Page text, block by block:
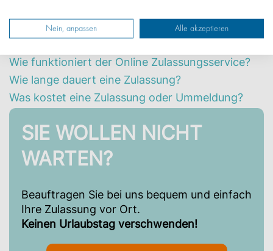
Die wichtigsten 3 Fragen
Wie funktioniert der Online Zulassungsservice?
Wie lange dauert eine Zulassung?
Was kostet eine Zulassung oder Ummeldung?
SIE WOLLEN NICHT
WARTEN?
Beauftragen Sie bei uns bequem und einfach
Ihre Zulassung vor Ort.
Keinen Urlaubstag verschwenden!
Nein, anpassen Alle akzeptieren